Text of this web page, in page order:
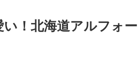
！北海道アルフォ